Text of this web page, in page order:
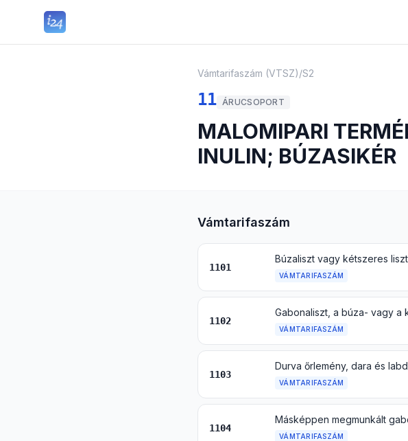
Vámtarifaszám (VTSZ)/S2
11 ÁRUCSOPORT
MALOMIPARI
INULIN; BÚZASIKÉR
Vámtarifaszám
1101
Búzaliszt vagy kétszeres liszt
VÁMTARIFASZÁM
1102
Gabonaliszt, a búza- vagy a
VÁMTARIFASZÁM
1103
Durva őrlemény, dara és
VÁMTARIFASZÁM
1104
VÁMTARIFASZÁM